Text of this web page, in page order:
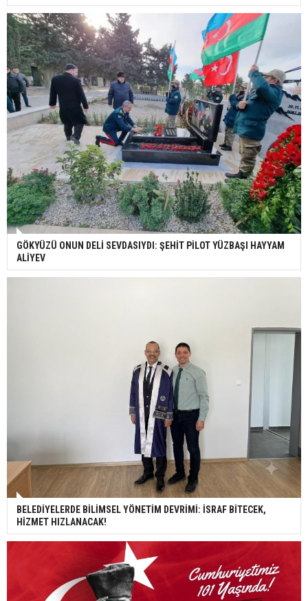
GÖKYÜZÜ ONUN DELİ SEVDASIYDI: ŞEHİT PİLOT YÜZBAŞI HAYYAM
ALİYEV
BELEDİYELERDE BİLİMSEL YÖNETİM DEVRİMİ: İSRAF BİTECEK,
HİZMET HIZLANACAK!